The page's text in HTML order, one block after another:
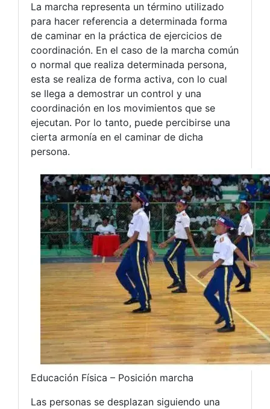
La marcha representa un término utilizado
para hacer referencia a determinada forma
de caminar en la práctica de ejercicios de
coordinación. En el caso de la marcha común
o normal que realiza determinada persona,
esta se realiza de forma activa, con lo cual
se llega a demostrar un control y una
coordinación en los movimientos que se
ejecutan. Por lo tanto, puede percibirse una
cierta armonía en el caminar de dicha
persona.
Educación Física – Posición marcha
Las personas se desplazan siguiendo una